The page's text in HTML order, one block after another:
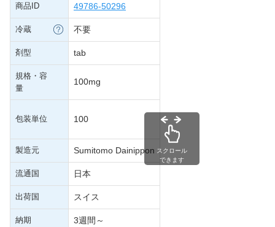
商品ID 49786-50296
冷蔵 不要
剤型 tab
規格・容
量
100mg
包装単位 100
製造元 Sumitomo Dainippon
流通国 日本
出荷国 スイス
納期 3週間～
スクロール
できます